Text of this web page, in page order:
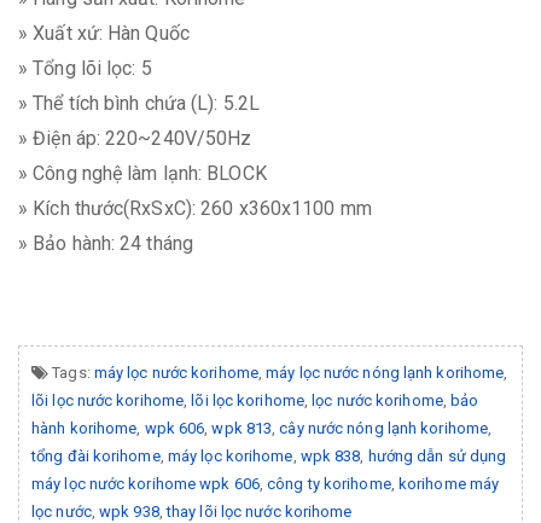
» Xuất xứ: Hàn Quốc
» Tổng lõi lọc: 5
» Thể tích bình chứa (L): 5.2L
» Điện áp: 220~240V/50Hz
» Công nghệ làm lạnh: BLOCK
» Kích thước(RxSxC): 260 x360x1100 mm
» Bảo hành: 24 tháng
Tags: máy lọc nước korihome,máy lọc nước nóng lạnh korihome,
lõi lọc nước korihome, lõi lọc korihome, lọc nước korihome, bảo
hành korihome, wpk 606,wpk 813,cây nước nóng lạnh korihome,
tổng đài korihome, máy lọc korihome, wpk 838, hướng dẫn sử dụng
máy lọc nước korihome wpk 606,công ty korihome, korihome máy
lọc nước,wpk 938,thay lõi lọc nước korihome